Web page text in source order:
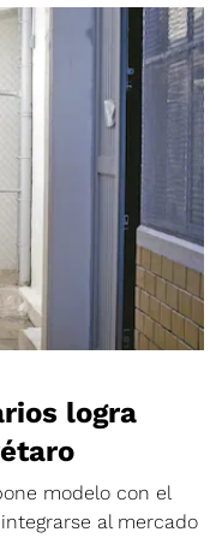
logra
modelo con el
al mercado